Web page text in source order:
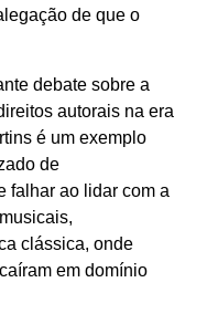
de que o
debate sobre a
autorais na era
é um exemplo
de
falhar ao lidar com a
clássica, onde
em domínio